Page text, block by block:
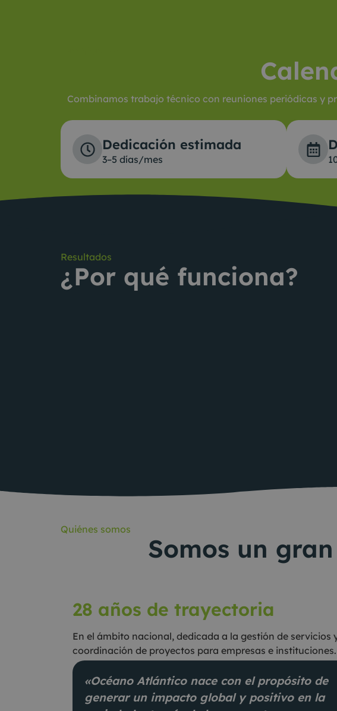
Combinamos trabajo técnico con reuniones periódicas y
Dedicación estimada
3–5 días/mes
Resultados
¿Por qué funciona?
Quiénes somos
Somos un
28 años de trayectoria
En el ámbito nacional, dedicada a la gestión de servicios
coordinación de proyectos para empresas e instituciones.
«Océano Atlántico nace con el propósito de
generar un impacto global y positivo en la